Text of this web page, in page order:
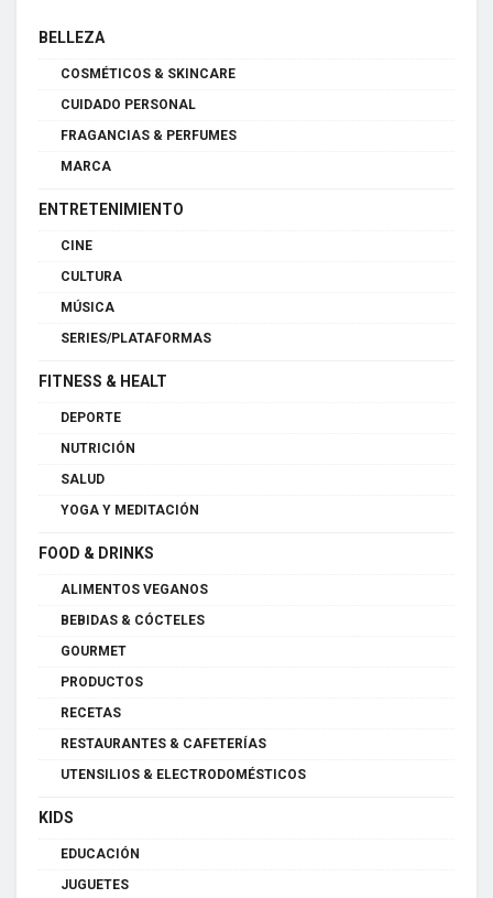
BELLEZA
COSMÉTICOS & SKINCARE
CUIDADO PERSONAL
FRAGANCIAS & PERFUMES
MARCA
ENTRETENIMIENTO
CINE
CULTURA
MÚSICA
SERIES/PLATAFORMAS
FITNESS & HEALT
DEPORTE
NUTRICIÓN
SALUD
YOGA Y MEDITACIÓN
FOOD & DRINKS
ALIMENTOS VEGANOS
BEBIDAS & CÓCTELES
GOURMET
PRODUCTOS
RECETAS
RESTAURANTES & CAFETERÍAS
UTENSILIOS & ELECTRODOMÉSTICOS
KIDS
EDUCACIÓN
JUGUETES